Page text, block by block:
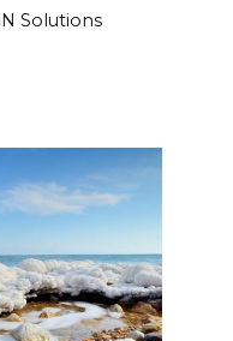
Solutions